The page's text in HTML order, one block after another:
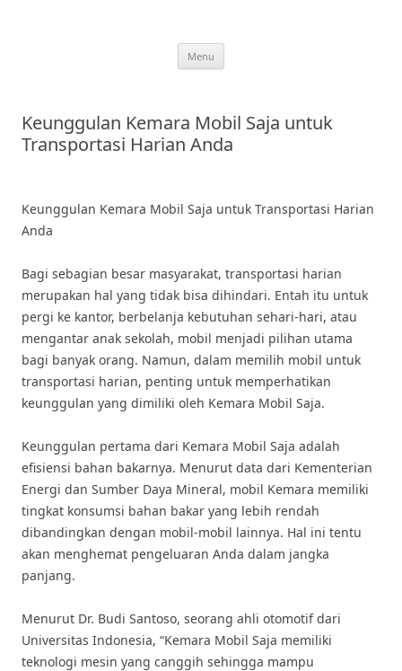
Menu
Keunggulan Kemara Mobil Saja untuk
Transportasi Harian Anda
Keunggulan Kemara Mobil Saja untuk Transportasi Harian
Anda
Bagi sebagian besar masyarakat, transportasi harian
merupakan hal yang tidak bisa dihindari. Entah itu untuk
pergi ke kantor, berbelanja kebutuhan sehari-hari, atau
mengantar anak sekolah, mobil menjadi pilihan utama
bagi banyak orang. Namun, dalam memilih mobil untuk
transportasi harian, penting untuk memperhatikan
keunggulan yang dimiliki oleh Kemara Mobil Saja.
Keunggulan pertama dari Kemara Mobil Saja adalah
efisiensi bahan bakarnya. Menurut data dari Kementerian
Energi dan Sumber Daya Mineral, mobil Kemara memiliki
tingkat konsumsi bahan bakar yang lebih rendah
dibandingkan dengan mobil-mobil lainnya. Hal ini tentu
akan menghemat pengeluaran Anda dalam jangka
panjang.
Menurut Dr. Budi Santoso, seorang ahli otomotif dari
Universitas Indonesia, “Kemara Mobil Saja memiliki
teknologi mesin yang canggih sehingga mampu